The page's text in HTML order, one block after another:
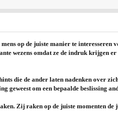
op de juiste manier te interesseren
wezens omdat ze de indruk krijgen
die de ander laten nadenken over
geweest om een bepaalde beslissing
Zij raken op de juiste momenten de